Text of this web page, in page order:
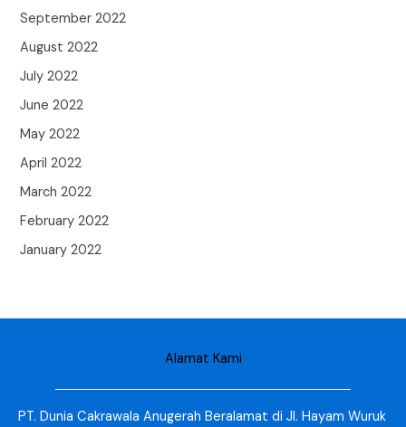
September 2022
August 2022
July 2022
June 2022
May 2022
April 2022
March 2022
February 2022
January 2022
Alamat Kami
PT. Dunia Cakrawala Anugerah Beralamat di Jl. Hayam Wuruk